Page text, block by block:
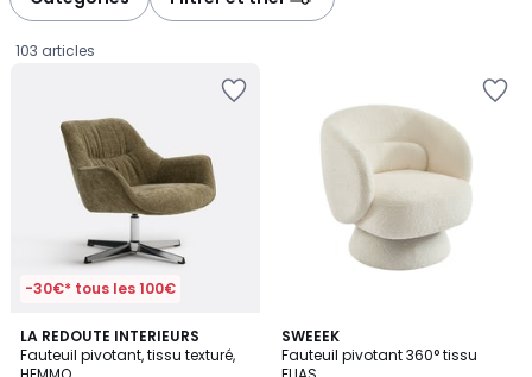
103 articles
-30€* tous les 100€
LA REDOUTE INTERIEURS
Fauteuil pivotant, tissu texturé,
5
/
5
2
Couleurs
SWEEEK
Fauteuil pivotant 360° tissu
4,9
/ 5
4
Couleurs